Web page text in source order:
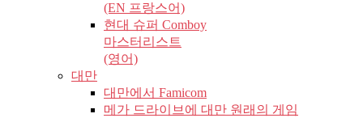
(EN 프랑스어)
현대 슈퍼 Comboy
마스터리스트
(영어)
대만
대만에서 Famicom
메가 드라이브에 대만 원래의 게임